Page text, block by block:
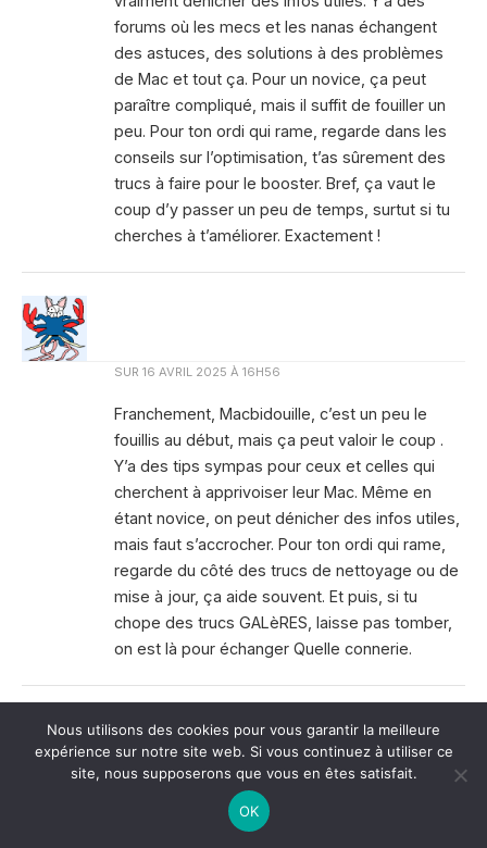
forums où les mecs et les nanas échangent
des astuces, des solutions à des problèmes
de Mac et tout ça. Pour un novice, ça peut
paraître compliqué, mais il suffit de fouiller un
peu. Pour ton ordi qui rame, regarde dans les
conseils sur l’optimisation, t’as sûrement des
trucs à faire pour le booster. Bref, ça vaut le
coup d’y passer un peu de temps, surtut si tu
cherches à t’améliorer. Exactement !
SUR 16 AVRIL 2025 À 16H56
Franchement, Macbidouille, c’est un peu le
fouillis au début, mais ça peut valoir le coup .
Y’a des tips sympas pour ceux et celles qui
cherchent à apprivoiser leur Mac. Même en
étant novice, on peut dénicher des infos utiles,
mais faut s’accrocher. Pour ton ordi qui rame,
regarde du côté des trucs de nettoyage ou de
mise à jour, ça aide souvent. Et puis, si tu
chope des trucs GALèRES, laisse pas tomber,
on est là pour échanger Quelle connerie.
17 AVRIL 2025 À 4H42
Franchemant, Macbidouille, c’est un peu le
Nous utilisons des cookies pour vous garantir la meilleure
expérience sur notre site web. Si vous continuez à utiliser ce
site, nous supposerons que vous en êtes satisfait.
OK